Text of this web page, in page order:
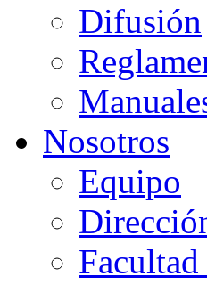
Difusión
Nosotros
Equipo